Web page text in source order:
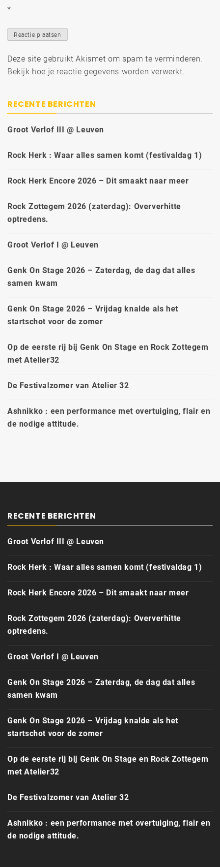
*
Deze site gebruikt Akismet om spam te verminderen.
Bekijk hoe je reactie gegevens worden verwerkt.
RECENTE BERICHTEN
Groot Verlof III @ Leuven
Rock Herk : Waar alles samen komt (festivaldag 1)
Rock Herk Encore 2026 – Dit smaakt naar meer
Rock Zottegem 2026 (zaterdag): Oververhitte
optredens.
Groot Verlof I @ Leuven
Genk On Stage 2026 – Zaterdag, de dag dat alles
samen kwam
Genk On Stage 2026 – Vrijdag knalde als het
startschot voor de zomer
Op de eerste rij bij Genk On Stage en Rock Zottegem
met Atelier32
De Festivalzomer van Atelier 32
Ashnikko : een performance met overtuiging, flair en
de nodige attitude.
RECENTE BERICHTEN
Groot Verlof III @ Leuven
Rock Herk : Waar alles samen komt (festivaldag 1)
Rock Herk Encore 2026 – Dit smaakt naar meer
Rock Zottegem 2026 (zaterdag): Oververhitte
optredens.
Groot Verlof I @ Leuven
Genk On Stage 2026 – Zaterdag, de dag dat alles
samen kwam
Genk On Stage 2026 – Vrijdag knalde als het
startschot voor de zomer
Op de eerste rij bij Genk On Stage en Rock Zottegem
met Atelier32
De Festivalzomer van Atelier 32
Ashnikko : een performance met overtuiging, flair en
de nodige attitude.